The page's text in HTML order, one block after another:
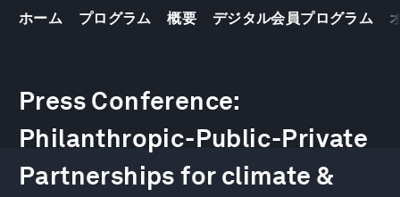
ホーム プログラム 概要 デジタル会員プログラム
Press Conference:
Philanthropic-Public-Private
Partnerships for climate &
of
minutes,
23